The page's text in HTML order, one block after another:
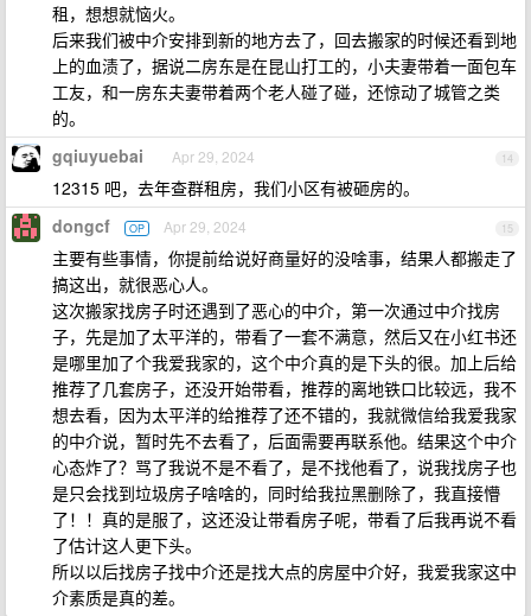
租，想想就恼火。
后来我们被中介安排到新的地方去了，回去搬家的时候还看到地
上的血渍了，据说二房东是在昆山打工的，小夫妻带着一面包车
工友，和一房东夫妻带着两个老人碰了碰，还惊动了城管之类
的。
14
gqiuyuebai Apr 29, 2024
12315 吧，去年查群租房，我们小区有被砸房的。
15
dongcf OP Apr 29, 2024
主要有些事情，你提前给说好商量好的没啥事，结果人都搬走了
搞这出，就很恶心人。
这次搬家找房子时还遇到了恶心的中介，第一次通过中介找房
子，先是加了太平洋的，带看了一套不满意，然后又在小红书还
是哪里加了个我爱我家的，这个中介真的是下头的很。加上后给
推荐了几套房子，还没开始带看，推荐的离地铁口比较远，我不
想去看，因为太平洋的给推荐了还不错的，我就微信给我爱我家
的中介说，暂时先不去看了，后面需要再联系他。结果这个中介
心态炸了？骂了我说不是不看了，是不找他看了，说我找房子也
是只会找到垃圾房子啥啥的，同时给我拉黑删除了，我直接懵
了！！真的是服了，这还没让带看房子呢，带看了后我再说不看
了估计这人更下头。
所以以后找房子找中介还是找大点的房屋中介好，我爱我家这中
介素质是真的差。